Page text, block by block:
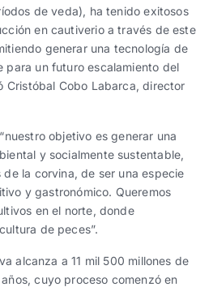
de veda), ha tenido exitosos
en cautiverio a través de este
generar una tecnología de
para un futuro escalamiento del
Cristóbal Cobo Labarca, director
objetivo es generar una
y socialmente sustentable,
la corvina, de ser una especie
y gastronómico. Queremos
en el norte, donde
de peces”.
alcanza a 11 mil 500 millones de
cuyo proceso comenzó en